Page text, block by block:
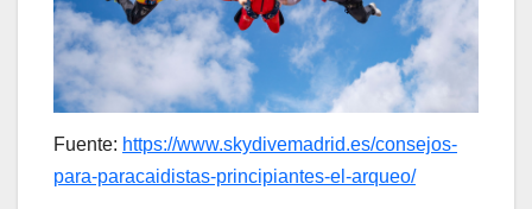
Fuente: https://www.skydivemadrid.es/consejos-
para-paracaidistas-principiantes-el-arqueo/